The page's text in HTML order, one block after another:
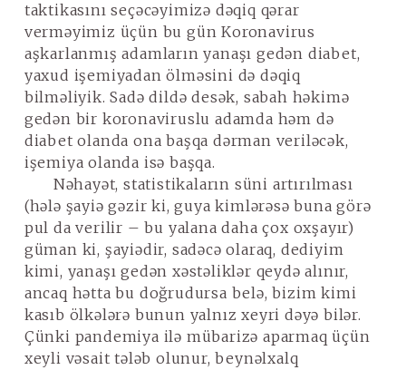
taktikasını seçəcəyimizə dəqiq qərar
verməyimiz üçün bu gün Koronavirus
aşkarlanmış adamların yanaşı gedən diabet,
yaxud işemiyadan ölməsini də dəqiq
bilməliyik. Sadə dildə desək, sabah həkimə
gedən bir koronaviruslu adamda həm də
diabet olanda ona başqa dərman veriləcək,
işemiya olanda isə başqa.
Nəhayət, statistikaların süni artırılması
(hələ şayiə gəzir ki, guya kimlərəsə buna görə
pul da verilir – bu yalana daha çox oxşayır)
güman ki, şayiədir, sadəcə olaraq, dediyim
kimi, yanaşı gedən xəstəliklər qeydə alınır,
ancaq hətta bu doğrudursa belə, bizim kimi
kasıb ölkələrə bunun yalnız xeyri dəyə bilər.
Çünki pandemiya ilə mübarizə aparmaq üçün
xeyli vəsait tələb olunur, beynəlxalq